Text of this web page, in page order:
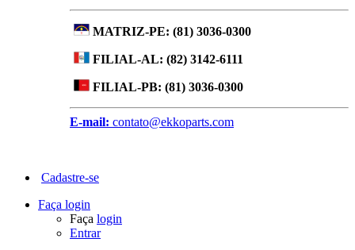
MATRIZ-PE: (81) 3036-0300
FILIAL-AL: (82) 3142-6111
FILIAL-PB: (81) 3036-0300
E-mail: contato@ekkoparts.com
Cadastre-se
Faça login
Faça login
Entrar